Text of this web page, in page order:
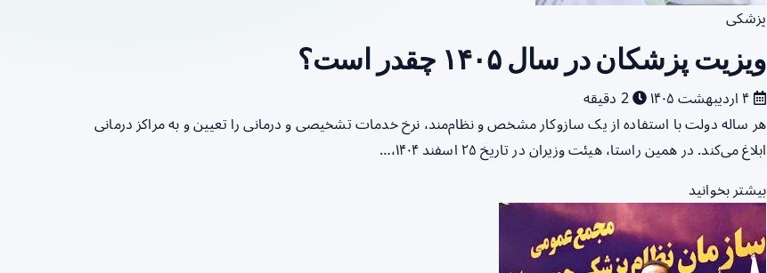
پزشکی
ویزیت پزشکان در سال ۱۴۰۵ چقدر است؟
2 دقیقه
هر ساله دولت با استفاده از یک سازوکار مشخص و نظام‌مند، نرخ خدمات تشخیصی و درمانی را تعیین و به مراکز درمانی
ابلاغ می‌کند. در همین راستا، هیئت وزیران در تاریخ ۲۵ اسفند ۱۴۰۴،…
بیشتر بخوانید